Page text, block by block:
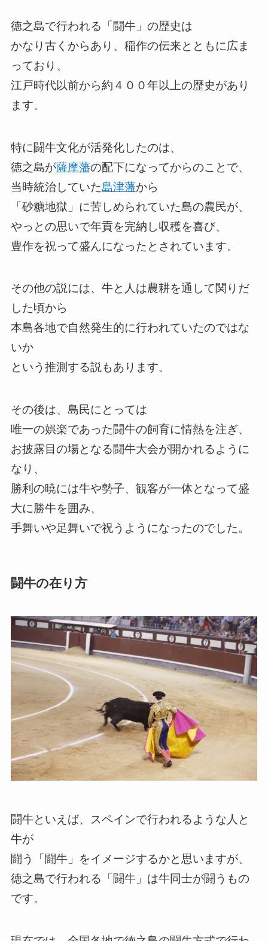
徳之島で行われる「闘牛」の歴史は
かなり古くからあり、稲作の伝来とともに広ま
っており、
江戸時代以前から約４００年以上の歴史があり
ます。
特に闘牛文化が活発化したのは、
徳之島が薩摩藩の配下になってからのことで、
当時統治していた島津藩から
「砂糖地獄」に苦しめられていた島の農民が、
やっとの思いで年貢を完納し収穫を喜び、
豊作を祝って盛んになったとされています。
その他の説には、牛と人は農耕を通して関りだ
した頃から
本島各地で自然発生的に行われていたのではな
いか
という推測する説もあります。
その後は、島民にとっては
唯一の娯楽であった闘牛の飼育に情熱を注ぎ、
お披露目の場となる闘牛大会が開かれるように
なり、
勝利の暁には牛や勢子、観客が一体となって盛
大に勝牛を囲み、
手舞いや足舞いで祝うようになったのでした。
闘牛の在り方
闘牛といえば、スペインで行われるような人と
牛が
闘う「闘牛」をイメージするかと思いますが、
徳之島で行われる「闘牛」は牛同士が闘うもの
です。